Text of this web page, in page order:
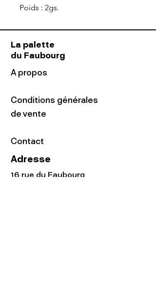
Poids : 2gs.
La palette
du Faubourg
A propos
Conditions générales
de vente
Contact
Adresse
16 rue du Faubourg